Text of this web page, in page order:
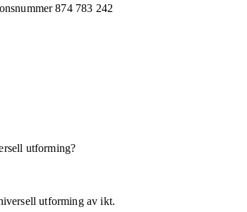
874 783 242
utforming?
utforming av ikt.